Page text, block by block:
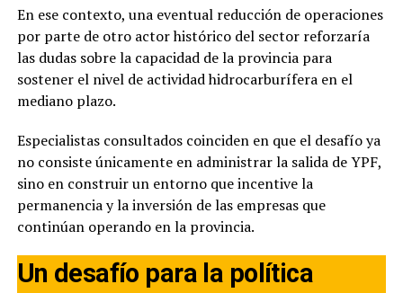
En ese contexto, una eventual reducción de operaciones
por parte de otro actor histórico del sector reforzaría
las dudas sobre la capacidad de la provincia para
sostener el nivel de actividad hidrocarburífera en el
mediano plazo.
Especialistas consultados coinciden en que el desafío ya
no consiste únicamente en administrar la salida de YPF,
sino en construir un entorno que incentive la
permanencia y la inversión de las empresas que
continúan operando en la provincia.
Un desafío para la política